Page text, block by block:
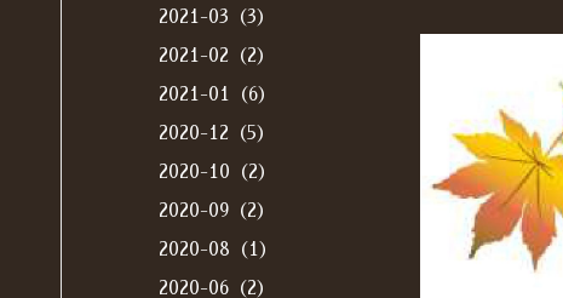
2021-03（3）
2021-02（2）
2021-01（6）
2020-12（5）
2020-10（2）
2020-09（2）
2020-08（1）
2020-06（2）